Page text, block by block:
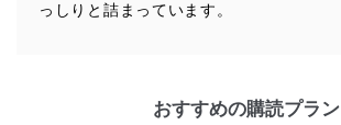
者を識別・認証しています。
っしりと詰まっています。
おすすめの購読プラン